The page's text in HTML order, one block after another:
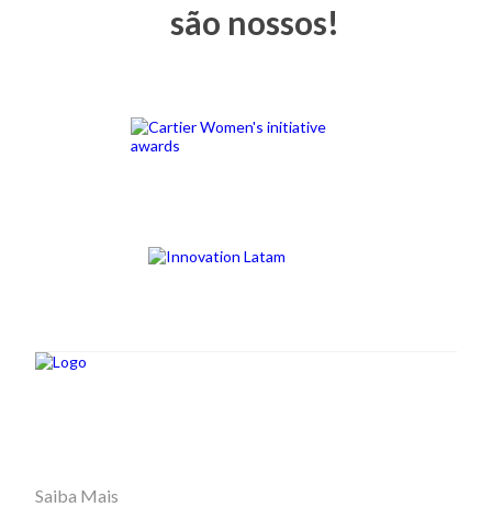
são nossos!
Saiba Mais